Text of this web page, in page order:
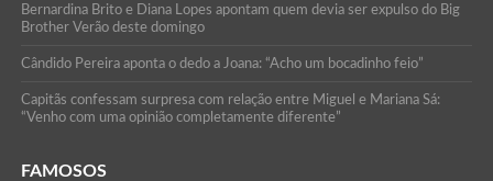
Bernardina Brito e Diana Lopes apontam quem devia ser expulso do Big
Brother Verão deste domingo
Cândido Pereira aponta o dedo a Joana: “Acho um bocadinho feio”
Capitãs confessam surpresa com relação entre Miguel e Mariana Sá:
“Venho com uma opinião completamente diferente”
FAMOSOS